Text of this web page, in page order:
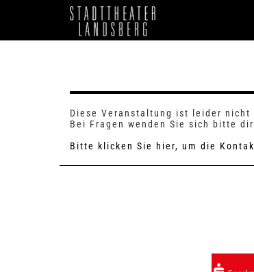
Diese Veranstaltung ist leider nicht
Bei Fragen wenden Sie sich bitte
Bitte klicken Sie hier, um die